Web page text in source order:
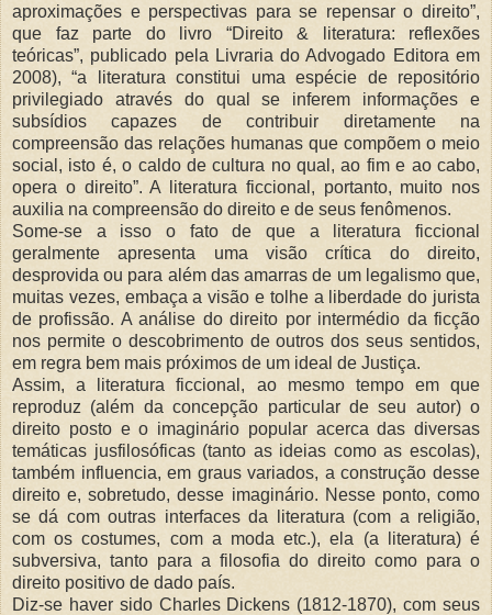
aproximações e perspectivas para se repensar o direito”,
que faz parte do livro “Direito & literatura: reflexões
teóricas”, publicado pela Livraria do Advogado Editora em
2008), “a literatura constitui uma espécie de repositório
privilegiado através do qual se inferem informações e
subsídios capazes de contribuir diretamente na
compreensão das relações humanas que compõem o meio
social, isto é, o caldo de cultura no qual, ao fim e ao cabo,
opera o direito”. A literatura ficcional, portanto, muito nos
auxilia na compreensão do direito e de seus fenômenos.
Some-se a isso o fato de que a literatura ficcional
geralmente apresenta uma visão crítica do direito,
desprovida ou para além das amarras de um legalismo que,
muitas vezes, embaça a visão e tolhe a liberdade do jurista
de profissão. A análise do direito por intermédio da ficção
nos permite o descobrimento de outros dos seus sentidos,
em regra bem mais próximos de um ideal de Justiça.
Assim, a literatura ficcional, ao mesmo tempo em que
reproduz (além da concepção particular de seu autor) o
direito posto e o imaginário popular acerca das diversas
temáticas jusfilosóficas (tanto as ideias como as escolas),
também influencia, em graus variados, a construção desse
direito e, sobretudo, desse imaginário. Nesse ponto, como
se dá com outras interfaces da literatura (com a religião,
com os costumes, com a moda etc.), ela (a literatura) é
subversiva, tanto para a filosofia do direito como para o
direito positivo de dado país.
Diz-se haver sido Charles Dickens (1812-1870), com seus